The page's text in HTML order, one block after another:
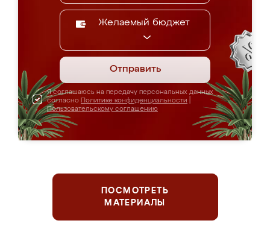
Желаемый бюджет
Отправить
Я соглашаюсь на передачу персональных данных
согласно Политике конфиденциальности
Пользовательскому соглашению
ПОСМОТРЕТЬ
МАТЕРИАЛЫ